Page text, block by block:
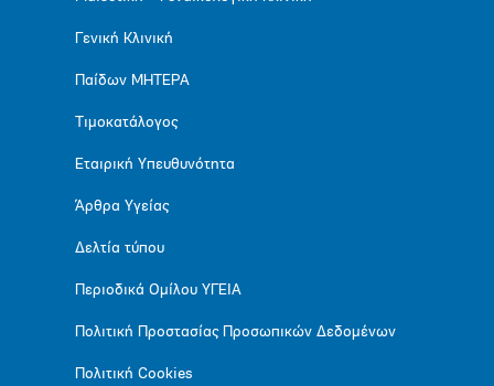
Γενική Κλινική
Παίδων ΜΗΤΕΡΑ
Τιμοκατάλογος
Εταιρική Υπευθυνότητα
Άρθρα Υγείας
Δελτία τύπου
Περιοδικά Ομίλου ΥΓΕΙΑ
Πολιτική Προστασίας Προσωπικών Δεδομένων
Πολιτική Cookies